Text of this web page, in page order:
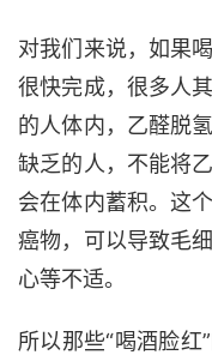
对我们来说，如果
很快完成，很多人
的人体内，乙醛脱
缺乏的人，不能将
会在体内蓄积。这
癌物，可以导致毛
心等不适。
所以那些“喝酒脸